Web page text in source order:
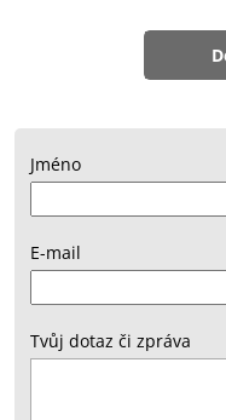
Jméno
E-mail
Tvůj dotaz či zpráva